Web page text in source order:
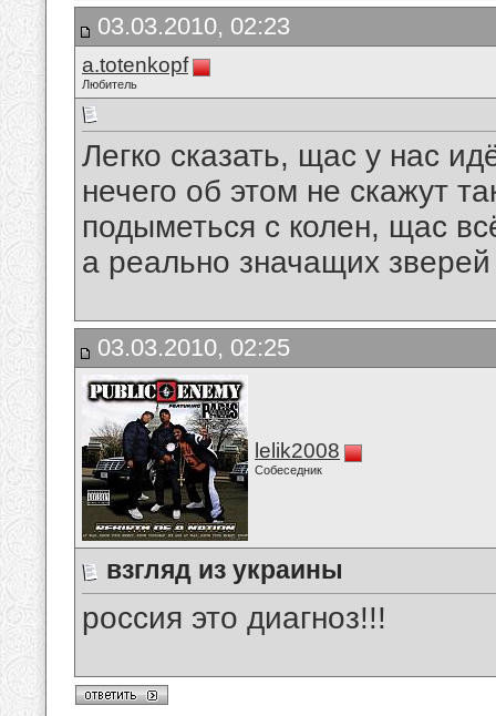
03.03.2010, 02:23
a.totenkopf
Любитель
Легко сказать, щас у нас
нечего об этом не скажут
подыметься с колен, щас
а реально значащих зверей
03.03.2010, 02:25
lelik2008
Собеседник
взгляд из украины
россия это диагноз!!!